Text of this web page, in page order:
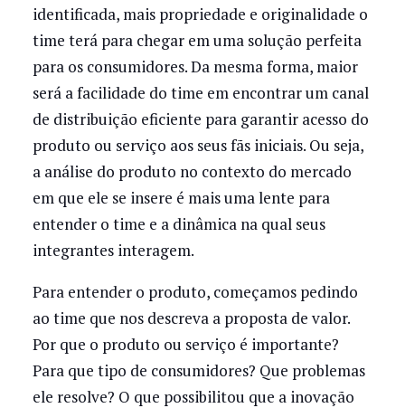
identificada, mais propriedade e originalidade o
time terá para chegar em uma solução perfeita
para os consumidores. Da mesma forma, maior
será a facilidade do time em encontrar um canal
de distribuição eficiente para garantir acesso do
produto ou serviço aos seus fãs iniciais. Ou seja,
a análise do produto no contexto do mercado
em que ele se insere é mais uma lente para
entender o time e a dinâmica na qual seus
integrantes interagem.
Para entender o produto, começamos pedindo
ao time que nos descreva a proposta de valor.
Por que o produto ou serviço é importante?
Para que tipo de consumidores? Que problemas
ele resolve? O que possibilitou que a inovação